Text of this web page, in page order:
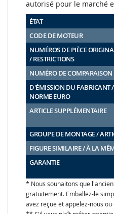
autorisé pour le marché
ÉTAT
CODE DE MOTEUR
NUMÉROS DE PIÈCE
/ RESTRICTIONS
NUMÉRO DE COMPARAISON
D'ÉMISSION DU FABRICANT /
NORME EURO
ARTICLE SUPPLÉMENTAIRE
GROUPE DE MONTAGE /
FIGURE SIMILAIRE / À LA
GARANTIE
* Nous souhaitons que
gratuitement. Emballez-le
avez reçue et appelez-nous